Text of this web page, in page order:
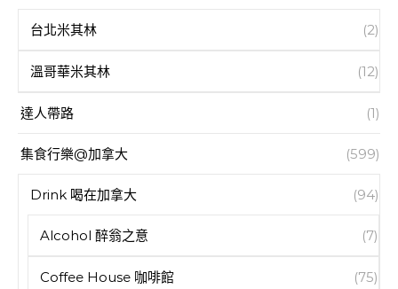
台北米其林 (2)
溫哥華米其林 (12)
達人帶路 (1)
集食行樂@加拿大 (599)
Drink 喝在加拿大 (94)
Alcohol 醉翁之意 (7)
Coffee House 咖啡館 (75)